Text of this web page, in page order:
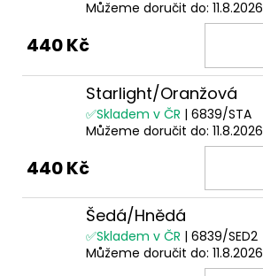
Můžeme doručit do: 11.8.2026
440 Kč
Starlight/Oranžová
✅Skladem v ČR | 6839/STA
Můžeme doručit do: 11.8.2026
440 Kč
Šedá/Hnědá
✅Skladem v ČR | 6839/SED2
Můžeme doručit do: 11.8.2026